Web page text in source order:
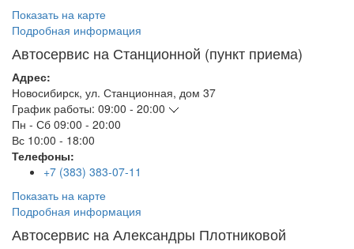
Показать на карте
Подробная информация
Автосервис на Станционной (пункт приема)
Адрес:
Новосибирск, ул. Станционная, дом 37
График работы: 09:00 - 20:00
Пн - Сб 09:00 - 20:00
Вс 10:00 - 18:00
Телефоны:
+7 (383) 383-07-11
Показать на карте
Подробная информация
Автосервис на Александры Плотниковой